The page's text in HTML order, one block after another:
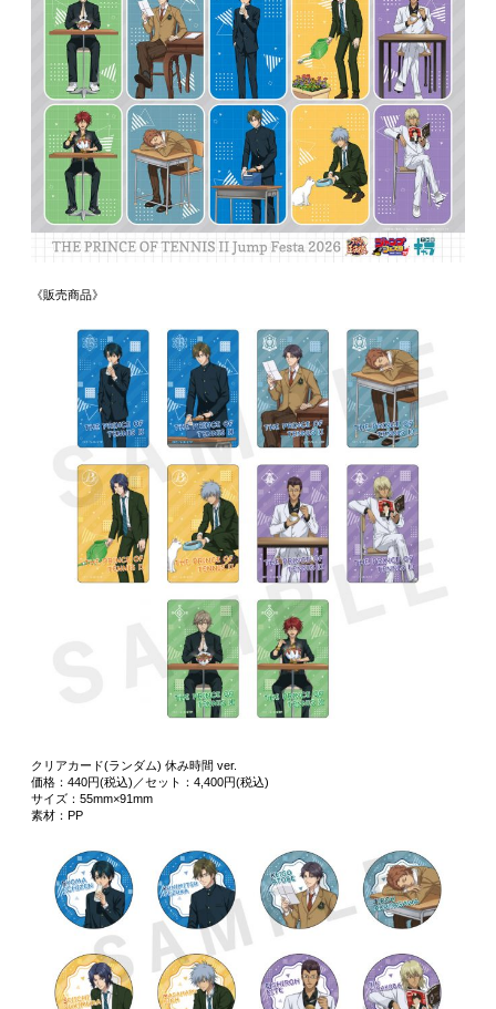
《販売商品》
クリアカード(ランダム) 休み時間 ver.
価格：440円(税込)／セット：4,400円(税込)
サイズ：55mm×91mm
素材：PP